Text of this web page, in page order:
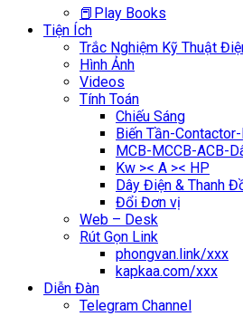
📕Play Books
Tiện Ích
Trắc Nghiệm Kỹ Thuật
Hình Ảnh
Videos
Tính Toán
Chiếu Sáng
Biến Tần-
MCB-MCCB-ACB-
Kw >< A >< HP
Dây Điện & Thanh
Đổi Đơn vị
Web – Desk
Rút Gọn Link
phongvan.link/xxx
kapkaa.com/xxx
Diễn Đàn
Telegram Channel